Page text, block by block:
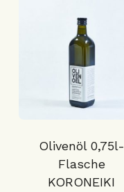
Olivenöl 0,75l-
Flasche
KORONEIKI